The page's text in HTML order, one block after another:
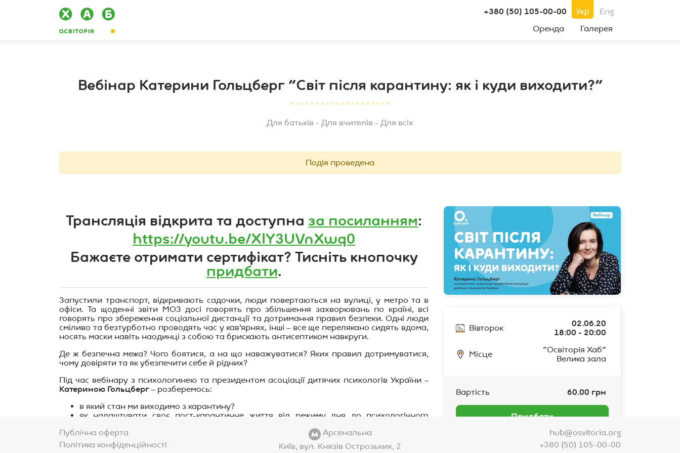
Оренда Галерея
+380 (50) 105-00-00 Укр Eng
Вебінар Катерини Гольцберг "Світ після карантину: як і куди виходити?"
Для батьків Для вчителів Для всіх
Подія проведена
Трансляція відкрита та доступна за посиланням:
https://youtu.be/XlY3UVnXwq0
Бажаєте отримати сертифікат? Тисніть кнопочку
придбати.
Запустили транспорт, відкривають садочки, люди повертаються на вулиці, у метро та в
офіси. Та щоденні звіти МОЗ досі говорять про збільшення захворювань по країні, всі
говорять про збереження соціальної дистанції та дотримання правил безпеки. Одні люди
сміливо та безтурботно проводять час у кав’ярнях, інші – все ще перелякано сидять вдома,
носять маски навіть наодинці з собою та брискають антисептиком навкруги.
Де ж безпечна межа? Чого боятися, а на що наважуватися? Яких правил дотримуватися,
чому довіряти та як убезпечити себе й рідних?
Під час вебінару з психологинею та президентом асоціації дитячих психологів України –
Катериною Гольцберг – розберемось:
в який стан ми виходимо з карантину?
як налаштувати своє пост-карантинне життя від режиму дня до психологічного
як перелаштувати свій режим дня, позбутися зайвої тривожності та увійти в ритм?
Вівторок
02.06.20
18:00 - 20:00
Місце
"Освіторія Хаб"
Велика зала
Вартість 60.00 грн
Придбати
Публічна оферта
Політика конфіденційності
Арсенальна
Київ, вул. Князів Острозьких, 2
hub@osvitoria.org
+380 (50) 105-00-00